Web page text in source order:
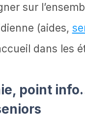
sur
(aides,
dans les
point